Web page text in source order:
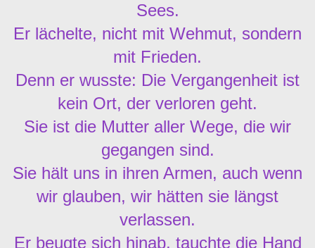
Sees.
Er lächelte, nicht mit Wehmut, sondern
mit Frieden.
Denn er wusste: Die Vergangenheit ist
kein Ort, der verloren geht.
Sie ist die Mutter aller Wege, die wir
gegangen sind.
Sie hält uns in ihren Armen, auch wenn
wir glauben, wir hätten sie längst
verlassen.
Er beugte sich hinab, tauchte die Hand